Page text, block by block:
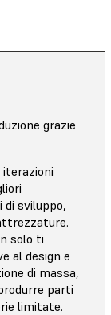
grazie
sviluppo,
solo ti
al design e
di massa,
parti
limitate.